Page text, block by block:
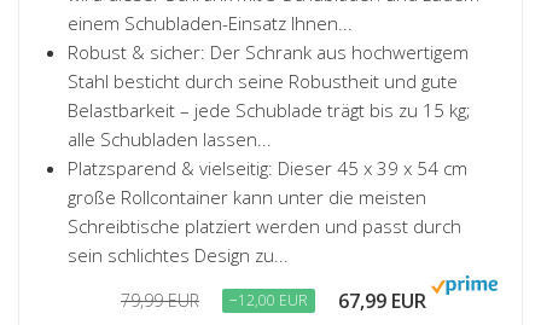
einem Schubladen-Einsatz Ihnen...
Robust & sicher: Der Schrank aus hochwertigem
Stahl besticht durch seine Robustheit und gute
Belastbarkeit – jede Schublade trägt bis zu 15 kg;
alle Schubladen lassen...
Platzsparend & vielseitig: Dieser 45 x 39 x 54 cm
große Rollcontainer kann unter die meisten
Schreibtische platziert werden und passt durch
sein schlichtes Design zu...
79,99 EUR −12,00 EUR 67,99 EUR